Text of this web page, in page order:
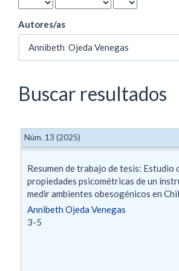
Autores/as
Buscar resultados
Resumen de trabajo de tesis: Estudio
propiedades psicométricas de un
medir ambientes obesogénicos en
Annibeth Ojeda Venegas
3-5
Núm. 13 (2025)